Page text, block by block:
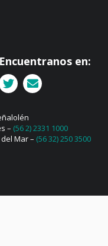
Encuentranos en:
– (56 2) 2331 1000
Mar – (56 32) 250 3500